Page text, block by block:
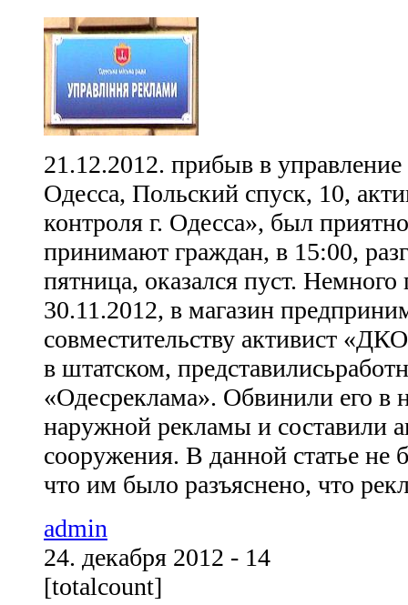
21.12.2012. прибыв в
Одесса, Польский спуск, 10,
контроля г. Одесса», был
принимают граждан, в 15:00,
пятница, оказался пуст.
30.11.2012, в магазин
совместительству активист
в штатском,
«Одесреклама». Обвинили его в
наружной рекламы и составили
сооружения. В данной статье не
что им было разъяснено, что
admin
24. декабря 2012 - 14
[totalcount]